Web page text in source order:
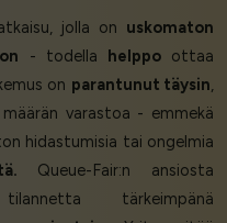
jolla on uskomaton
- todella helppoottaa
on parantunut täysin,
varastoa - emmekä
hidastumisia tai ongelmia
Queue-Fair:n ansiosta
tärkeimpänä